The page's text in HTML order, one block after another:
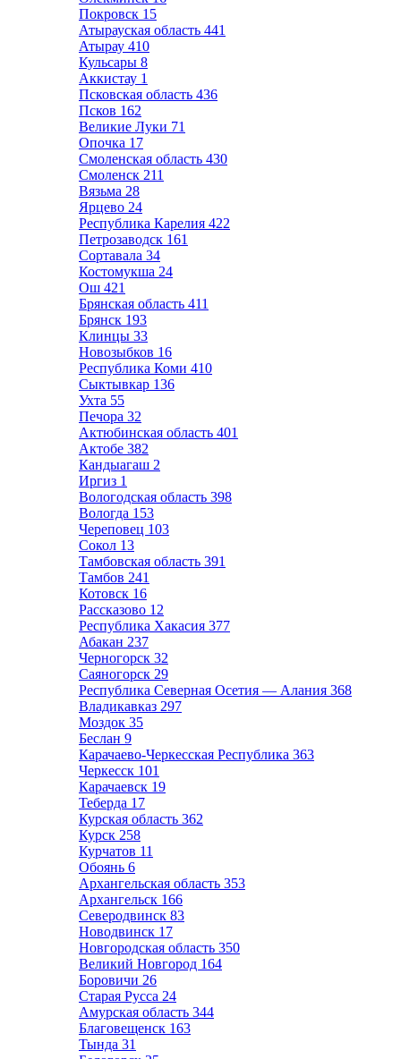
Покровск 15
Атырауская область 441
Атырау 410
Кульсары 8
Аккистау 1
Псковская область 436
Псков 162
Великие Луки 71
Опочка 17
Смоленская область 430
Смоленск 211
Вязьма 28
Ярцево 24
Республика Карелия 422
Петрозаводск 161
Сортавала 34
Костомукша 24
Ош 421
Брянская область 411
Брянск 193
Клинцы 33
Новозыбков 16
Республика Коми 410
Сыктывкар 136
Ухта 55
Печора 32
Актюбинская область 401
Актобе 382
Кандыагаш 2
Иргиз 1
Вологодская область 398
Вологда 153
Череповец 103
Сокол 13
Тамбовская область 391
Тамбов 241
Котовск 16
Рассказово 12
Республика Хакасия 377
Абакан 237
Черногорск 32
Саяногорск 29
Республика Северная Осетия — Алания 368
Владикавказ 297
Моздок 35
Беслан 9
Карачаево-Черкесская Республика 363
Черкесск 101
Карачаевск 19
Теберда 17
Курская область 362
Курск 258
Курчатов 11
Обоянь 6
Архангельская область 353
Архангельск 166
Северодвинск 83
Новодвинск 17
Новгородская область 350
Великий Новгород 164
Боровичи 26
Старая Русса 24
Амурская область 344
Благовещенск 163
Тында 31